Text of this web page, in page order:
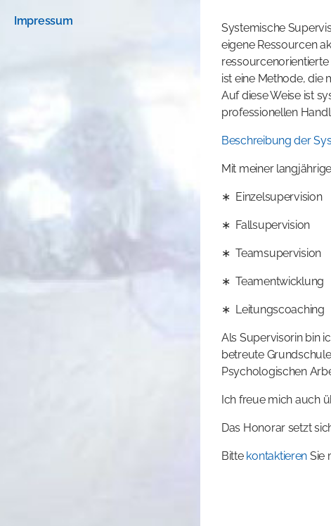
Impressum
Systemische
eigene Ressourcen
ist eine Methode, die
Auf diese Weise ist
professionellen
Beschreibung der
Mit meiner
∗ Einzelsupervision
∗ Fallsupervision
∗ Teamsupervision
∗ Teamentwicklung
∗ Leitungscoaching
Als Supervisorin bin
betreute
Psychologischen
Ich freue mich auch
Das Honorar setzt
Bitte kontaktieren Sie